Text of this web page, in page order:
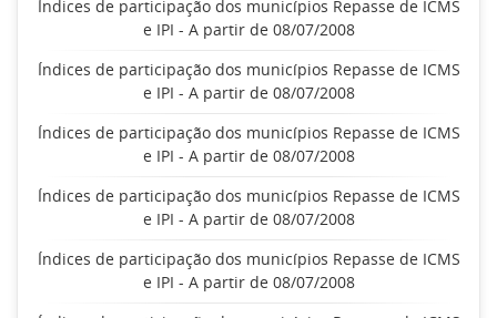
Índices de participação dos municípios Repasse de ICMS
e IPI - A partir de 08/07/2008
Índices de participação dos municípios Repasse de ICMS
e IPI - A partir de 08/07/2008
Índices de participação dos municípios Repasse de ICMS
e IPI - A partir de 08/07/2008
Índices de participação dos municípios Repasse de ICMS
e IPI - A partir de 08/07/2008
Índices de participação dos municípios Repasse de ICMS
e IPI - A partir de 08/07/2008